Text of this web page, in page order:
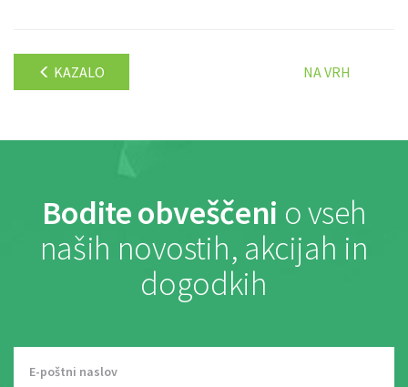
KAZALO NA VRH
Bodite obveščeni o vseh
naših novostih, akcijah in
dogodkih